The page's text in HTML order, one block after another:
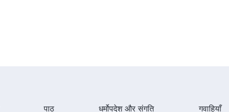
पाठ धर्मोपदेश और संगति गवाहियाँ